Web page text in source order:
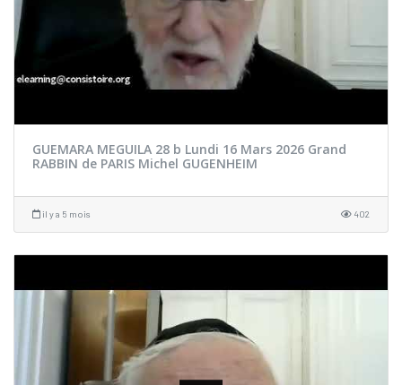
GUEMARA MEGUILA 28 b Lundi 16 Mars 2026 Grand
RABBIN de PARIS Michel GUGENHEIM
il y a 5 mois 402